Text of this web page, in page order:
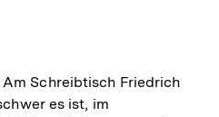
Schreibtisch Friedrich
es ist, im